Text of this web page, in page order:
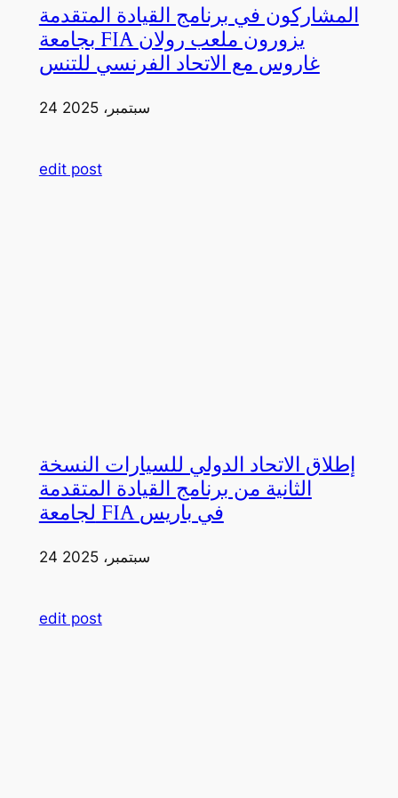
المشاركون في برنامج القيادة المتقدمة
بجامعة FIA يزورون ملعب رولان
غاروس مع الاتحاد الفرنسي للتنس
24 سبتمبر، 2025
edit post
إطلاق الاتحاد الدولي للسيارات النسخة
الثانية من برنامج القيادة المتقدمة
لجامعة FIA في باريس
24 سبتمبر، 2025
edit post